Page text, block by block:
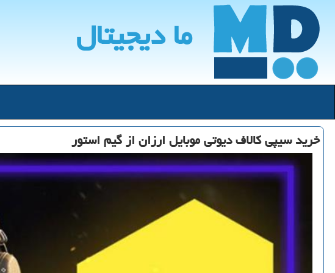
ما دیجیتال
خرید سیپی کالاف دیوتی موبایل ارزان از گیم استور